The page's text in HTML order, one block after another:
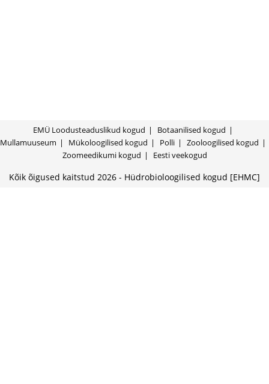
EMÜ Loodusteaduslikud kogud
Botaanilised kogud
Mullamuuseum
Mükoloogilised kogud Polli
Zooloogilised kogud
Zoomeedikumi kogud
Eesti veekogud
Kõik õigused kaitstud 2026 - Hüdrobioloogilised kogud [EHMC]